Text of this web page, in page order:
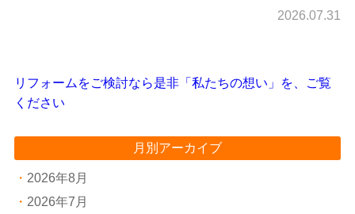
2026.07.31
リフォームをご検討なら是非「私たちの想い」を、ご覧
ください
月別アーカイブ
2026年8月
2026年7月